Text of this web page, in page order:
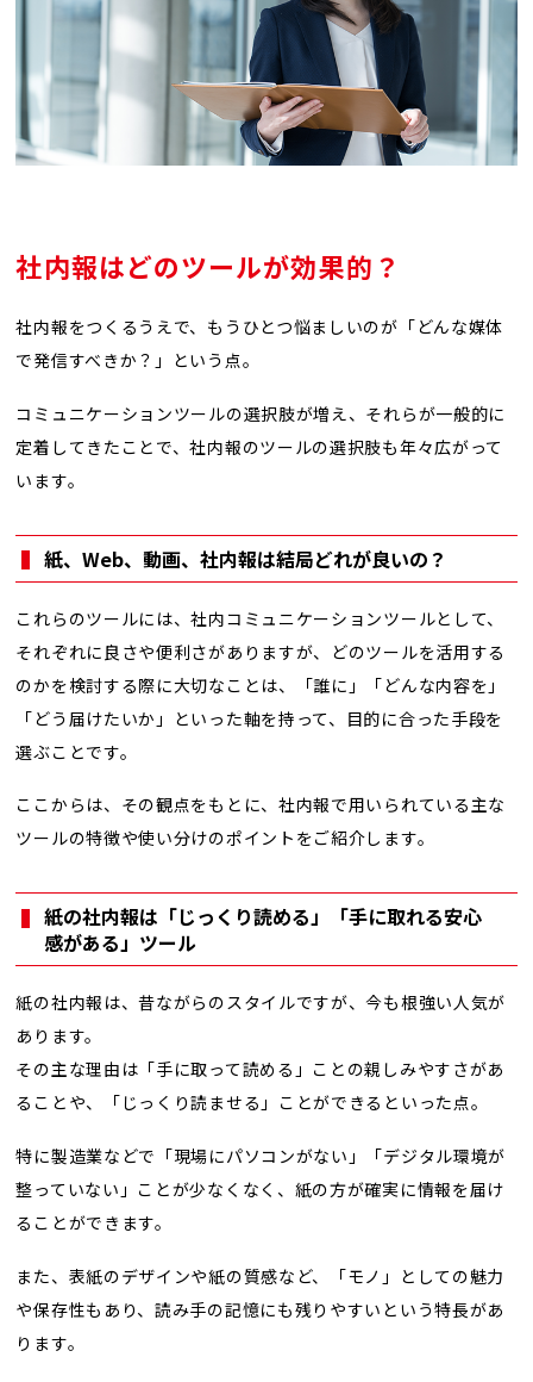
社内報はどのツールが効果的？
社内報をつくるうえで、もうひとつ悩ましいのが「どんな媒体
で発信すべきか？」という点。
コミュニケーションツールの選択肢が増え、それらが一般的に
定着してきたことで、社内報のツールの選択肢も年々広がって
います。
紙、Web、動画、社内報は結局どれが良いの？
これらのツールには、社内コミュニケーションツールとして、
それぞれに良さや便利さがありますが、どのツールを活用する
のかを検討する際に大切なことは、「誰に」「どんな内容を」
「どう届けたいか」といった軸を持って、目的に合った手段を
選ぶことです。
ここからは、その観点をもとに、社内報で用いられている主な
ツールの特徴や使い分けのポイントをご紹介します。
紙の社内報は「じっくり読める」「手に取れる安心
感がある」ツール
紙の社内報は、昔ながらのスタイルですが、今も根強い人気が
あります。
その主な理由は「手に取って読める」ことの親しみやすさがあ
ることや、「じっくり読ませる」ことができるといった点。
特に製造業などで「現場にパソコンがない」「デジタル環境が
整っていない」ことが少なくなく、紙の方が確実に情報を届け
ることができます。
また、表紙のデザインや紙の質感など、「モノ」としての魅力
や保存性もあり、読み手の記憶にも残りやすいという特長があ
ります。